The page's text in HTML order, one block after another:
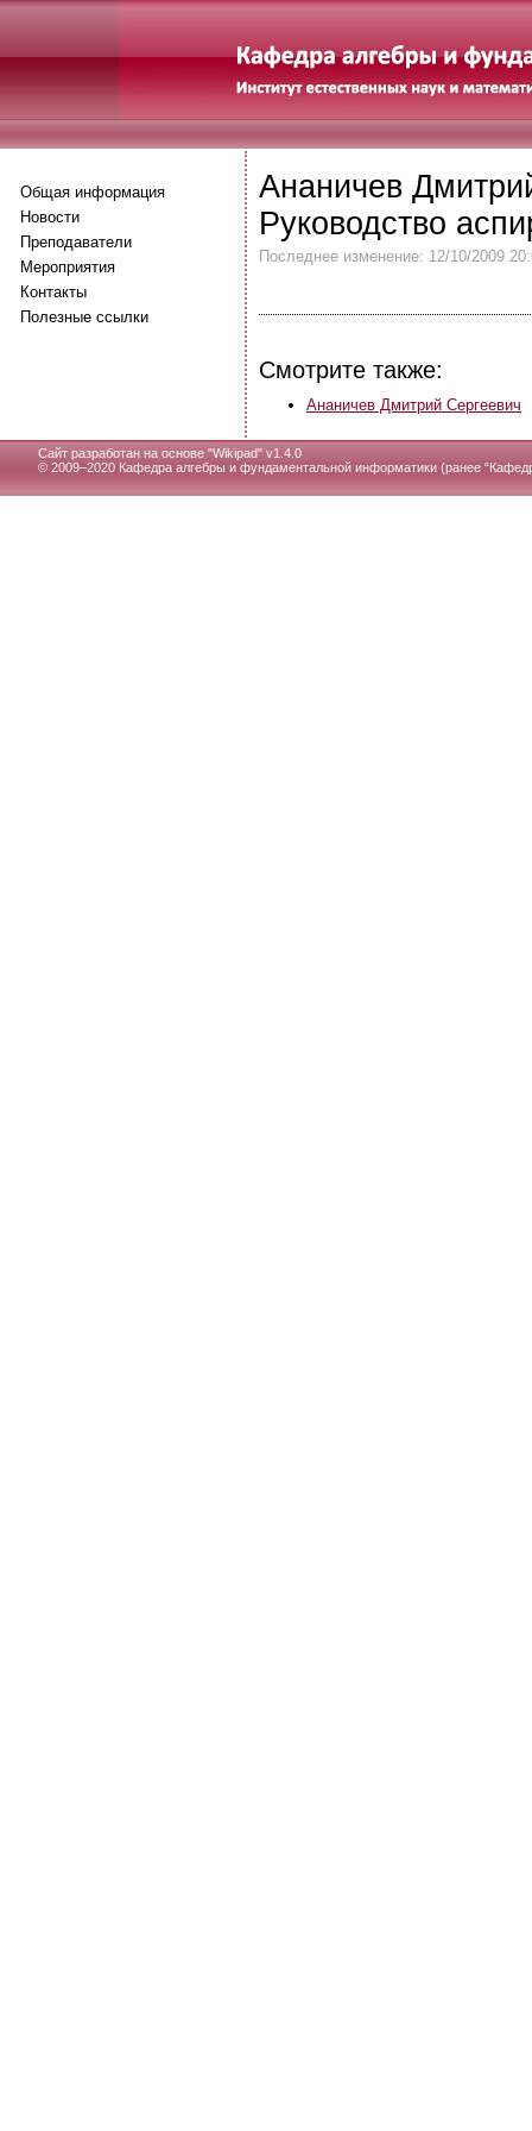
Общая информация
Новости
Преподаватели
Мероприятия
Контакты
Полезные ссылки
Ананичев
Руководство
Последнее изменение: 12/10/2009
Смотрите также:
Ананичев Дмитрий Сергеевич
Сайт разработан на основе "Wikipad" v1.4.0
© 2009–2020 Кафедра алгебры и фундаментальной информатики (ранее